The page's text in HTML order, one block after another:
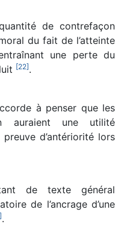
de contrefaçon
du fait de l’atteinte
une perte du
[22].
à penser que les
auraient une utilité
d’antériorité lors
de texte général
de l’ancrage d’une
].